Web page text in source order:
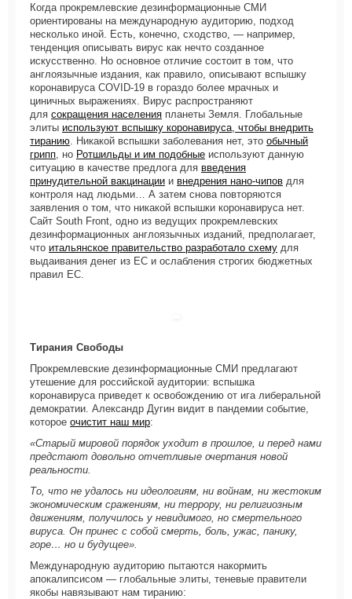
Когда прокремлевские дезинформационные СМИ
ориентированы на международную аудиторию, подход
несколько иной. Есть, конечно, сходство, — например,
тенденция описывать вирус как нечто созданное
искусственно. Но основное отличие состоит в том, что
англоязычные издания, как правило, описывают вспышку
коронавируса COVID-19 в гораздо более мрачных и
циничных выражениях. Вирус распространяют
для сокращения населения планеты Земля. Глобальные
элиты используют вспышку коронавируса, чтобы внедрить
тиранию . Никакой вспышки заболевания нет, это обычный
грипп , но Ротшильды и им подобные используют данную
ситуацию в качестве предлога для введения
принудительной вакцинации и внедрения нано-чипов для
контроля над людьми… А затем снова повторяются
заявления о том, что никакой вспышки коронавируса нет.
Сайт South Front, одно из ведущих прокремлевских
дезинформационных англоязычных изданий, предполагает,
что итальянское правительство разработало схему для
выдаивания денег из ЕС и ослабления строгих бюджетных
правил ЕС.
Тирания Свободы
Прокремлевские дезинформационные СМИ предлагают
утешение для российской аудитории: вспышка
коронавируса приведет к освобождению от ига либеральной
демократии. Александр Дугин видит в пандемии событие,
которое очистит наш мир:
«Старый мировой порядок уходит в прошлое, и перед нами
предстают довольно отчетливые очертания новой
реальности.
То, что не удалось ни идеологиям, ни войнам, ни жестоким
экономическим сражениям, ни террору, ни религиозным
движениям, получилось у невидимого, но смертельного
вируса. Он принес с собой смерть, боль, ужас, панику,
горе… но и будущее».
Международную аудиторию пытаются накормить
апокалипсисом — глобальные элиты, теневые правители
якобы навязывают нам тиранию: